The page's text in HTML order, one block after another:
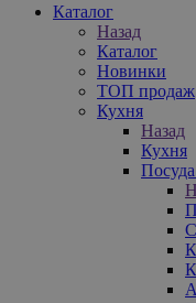
Каталог
Назад
Каталог
Новинки
ТОП продаж
Кухня
Назад
Кухня